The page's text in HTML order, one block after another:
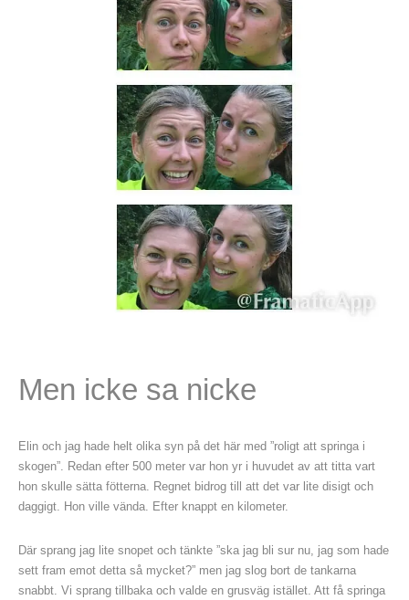
Men icke sa nicke
Elin och jag hade helt olika syn på det här med ”roligt att springa i
skogen”. Redan efter 500 meter var hon yr i huvudet av att titta vart
hon skulle sätta fötterna. Regnet bidrog till att det var lite disigt och
daggigt. Hon ville vända. Efter knappt en kilometer.
Där sprang jag lite snopet och tänkte ”ska jag bli sur nu, jag som hade
sett fram emot detta så mycket?” men jag slog bort de tankarna
snabbt. Vi sprang tillbaka och valde en grusväg istället. Att få springa